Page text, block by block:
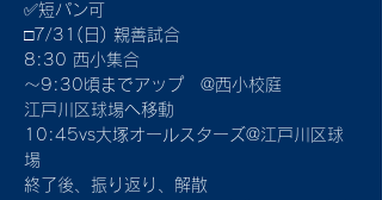
✅短パン可
□7/31(日) 親善試合
8:30 西小集合
〜9:30頃までアップ　@西小校庭
江戸川区球場へ移動
10:45vs大塚オールスターズ@江戸川区球
場
終了後、振り返り、解散